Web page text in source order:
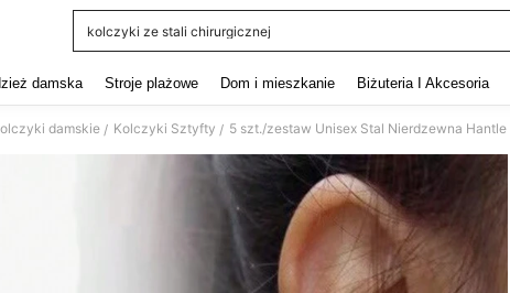
kolczyki ze stali chirurgicznej
damska Stroje plażowe Dom i mieszkanie Biżuteria I Akcesoria
damskie / Kolczyki Sztyfty /